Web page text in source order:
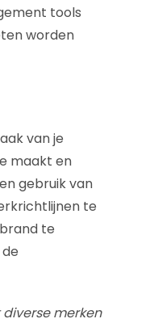
tools
worden
van je
maakt en
gebruik van
te
te
merken